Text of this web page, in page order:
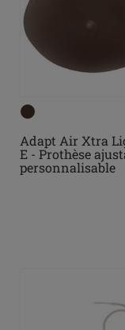
Adapt Air Xtra
E - Prothèse
personnalisable